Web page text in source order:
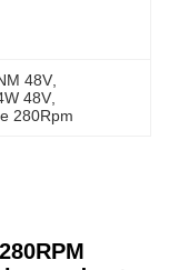
48V
48V
280Rpm